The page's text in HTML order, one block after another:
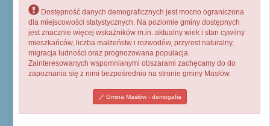
Dostępność danych demograficznych jest mocno ograniczona
dla miejscowości statystycznych. Na poziomie gminy dostępnych
jest znacznie więcej wskaźników m.in. aktualny wiek i stan cywilny
mieszkańców, liczba małżeństw i rozwodów, przyrost naturalny,
migracja ludności oraz prognozowana populacja.
Zainteresowanych wspomnianymi obszarami zachęcamy do do
zapoznania się z nimi bezpośrednio na stronie gminy Masłów.
Gmina Masłów - demogafia